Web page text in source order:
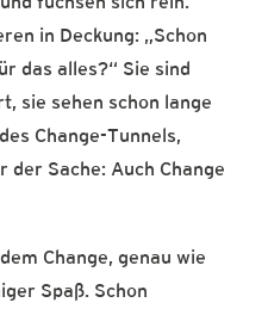
in Deckung: „Schon
das alles?“ Sie sind
sie sehen schon lange
Change-Tunnels,
der Sache: Auch Change
Change, genau wie
Spaß. Schon